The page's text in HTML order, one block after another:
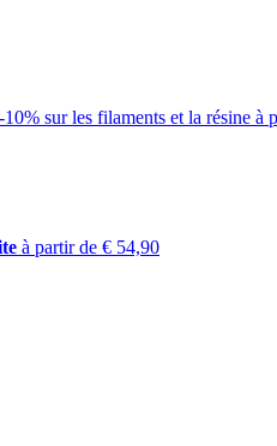
sur les filaments et la résine à
à partir de € 54,90